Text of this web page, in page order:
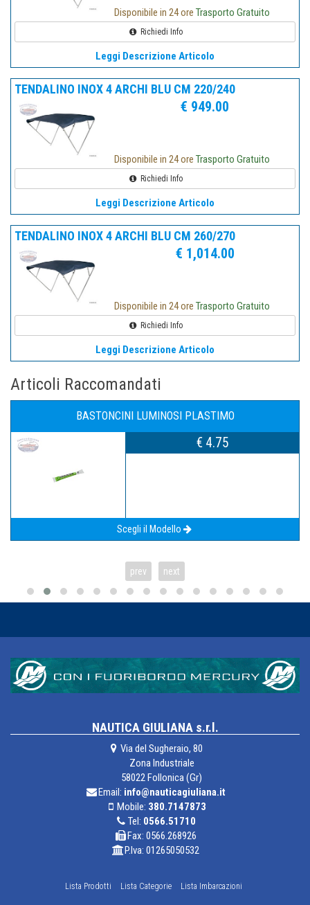
Disponibile in 24 ore Trasporto Gratuito
Richiedi Info
Leggi Descrizione Articolo
TENDALINO INOX 4 ARCHI BLU CM 220/240
€ 949.00
Disponibile in 24 ore Trasporto Gratuito
Richiedi Info
Leggi Descrizione Articolo
TENDALINO INOX 4 ARCHI BLU CM 260/270
€ 1,014.00
Disponibile in 24 ore Trasporto Gratuito
Richiedi Info
Leggi Descrizione Articolo
Articoli Raccomandati
BASTONCINI LUMINOSI PLASTIMO
€ 4.75
Scegli il Modello
prev next
NAUTICA GIULIANA s.r.l.
Via del Sugheraio, 80
Zona Industriale
58022 Follonica (Gr)
Email: info@nauticagiuliana.it
Mobile: 380.7147873
Tel: 0566.51710
Fax: 0566.268926
P.Iva: 01265050532
Lista Prodotti Lista Categorie Lista Imbarcazioni